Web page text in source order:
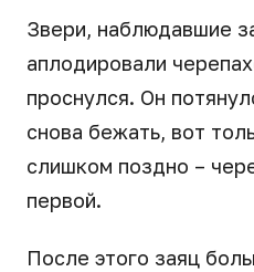
Звери, наблюдавшие
аплодировали
проснулся. Он
снова бежать, вот
слишком поздно –
первой.
После этого заяц